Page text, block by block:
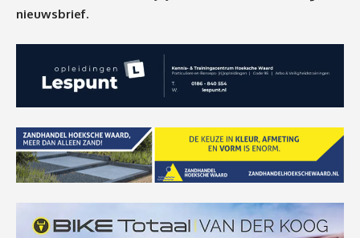
nieuwsbrief.